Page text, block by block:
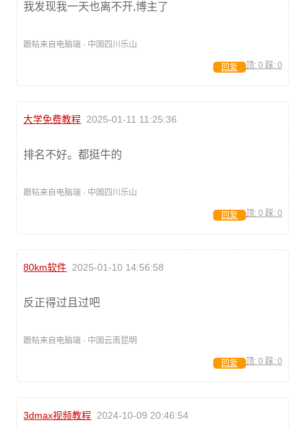
我发现我一天也离不开,博主了
跟帖来自电脑端 · 中国四川乐山
顶: 0 踩: 0
回复
大学免费教程 2025-01-11 11:25:36
排名不好。都挺牛的
跟帖来自电脑端 · 中国四川乐山
顶: 0 踩: 0
回复
80km软件 2025-01-10 14:56:58
反正得过且过吧
跟帖来自电脑端 · 中国云南昆明
顶: 0 踩: 0
回复
3dmax视频教程 2024-10-09 20:46:54